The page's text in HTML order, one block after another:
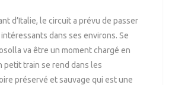
d’Italie, le circuit a prévu de passer
dans ses environs. Se
va être un moment chargé en
petit train se rend dans les
préservé et sauvage qui est une